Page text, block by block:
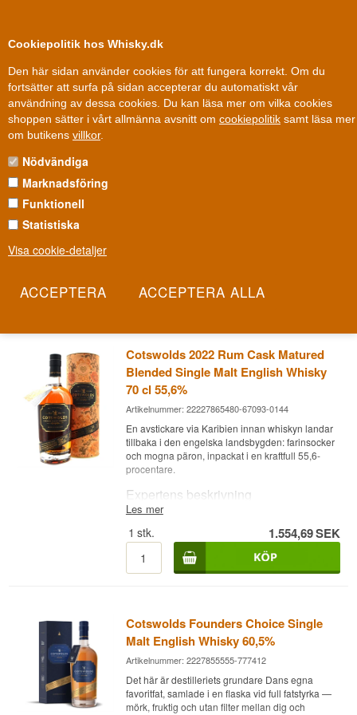
Cookiepolitik hos Whisky.dk
Den här sidan använder cookies för att fungera korrekt. Om du
fortsätter att surfa på sidan accepterar du automatiskt vår
användning av dessa cookies. Du kan läsa mer om vilka cookies
shoppen sätter i vårt allmänna avsnitt om cookiepolitik samt läsa mer
om butikens villkor.
Nödvändiga
Marknadsföring
Funktionell
Statistiska
Visa cookie-detaljer
100 % Danskägt Ägt och drivet i Danmark
Whisky»Whiskydestillerier
COTSWOLDS WHISKY
En amerikan förälskad i single malt byggde sitt eget destilleri i en
gammal lada mitt i det mest engelska av alla engelska landskap.
dem skapade han 2017 den allra första single malt whiskyn
inte tradition.
Cotswolds 2022 Rum Cask Matured
Blended Single Malt English Whisky
70 cl 55,6%
Artikelnummer: 22227865480-67093-0144
En avstickare via Karibien innan whiskyn landar
tillbaka i den engelska landsbygden: farinsocker
och mogna päron, inpackat i en kraftfull 55,6-
procentare.
Expertens beskrivning
blended single malt engelsk whisky lagrad på
rom-sesongade fat och buteljerad vid 55,6
procent alkoholstyrka.
för i Cotswolds-området. Destillatet lagras på
förnyade franska ekfat som tidigare rymt rödvin
och därefter sesongats med fin karibisk rom,
innan det buteljerades 2022 i ett parti om 3.000
flaskor.
Tuben är dekorerad med ett exklusivt William
Les mer
1 stk. 1.554,69SEK
Cotswolds Founders Choice Single
Malt English Whisky 60,5%
Artikelnummer: 2227855555-777412
Det här är destilleriets grundare Dans egna
favoritfat, samlade i en flaska vid full fatstyrka —
mörk, fruktig och utan filter mellan dig och